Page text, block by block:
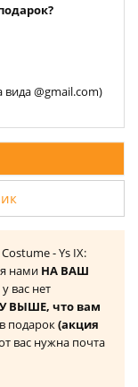
вида @gmail.com)
- Ys IX:
нами НА ВАШ
вас нет
ВЫШЕ, что вам
подарок(акция
вас нужна почта